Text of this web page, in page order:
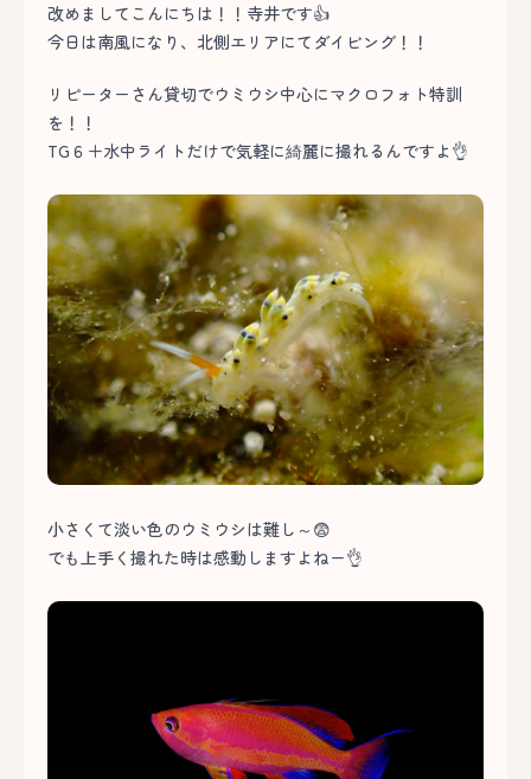
改めましてこんにちは！！寺井です👍
今日は南風になり、北側エリアにてダイビング！！
リピーターさん貸切でウミウシ中心にマクロフォト特訓
を！！
TG６＋水中ライトだけで気軽に綺麗に撮れるんですよ👌
小さくて淡い色のウミウシは難し～😨
でも上手く撮れた時は感動しますよねー👌